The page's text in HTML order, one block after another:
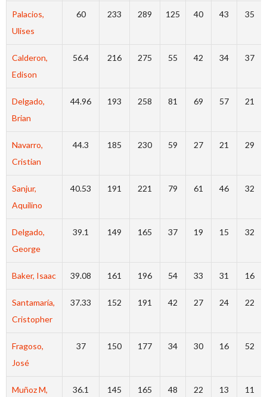
Palacios,
Ulises
60 233 289 125 40 43 35
Calderon,
Edison
56.4 216 275 55 42 34 37
Delgado,
Brian
44.96 193 258 81 69 57 21
Navarro,
Cristian
44.3 185 230 59 27 21 29
Sanjur,
Aquilino
40.53 191 221 79 61 46 32
Delgado,
George
39.1 149 165 37 19 15 32
Baker, Isaac 39.08 161 196 54 33 31 16
Santamaría,
Cristopher
37.33 152 191 42 27 24 22
Fragoso,
José
37 150 177 34 30 16 52
Muñoz M,
36.1 145 165 48 22 13 11